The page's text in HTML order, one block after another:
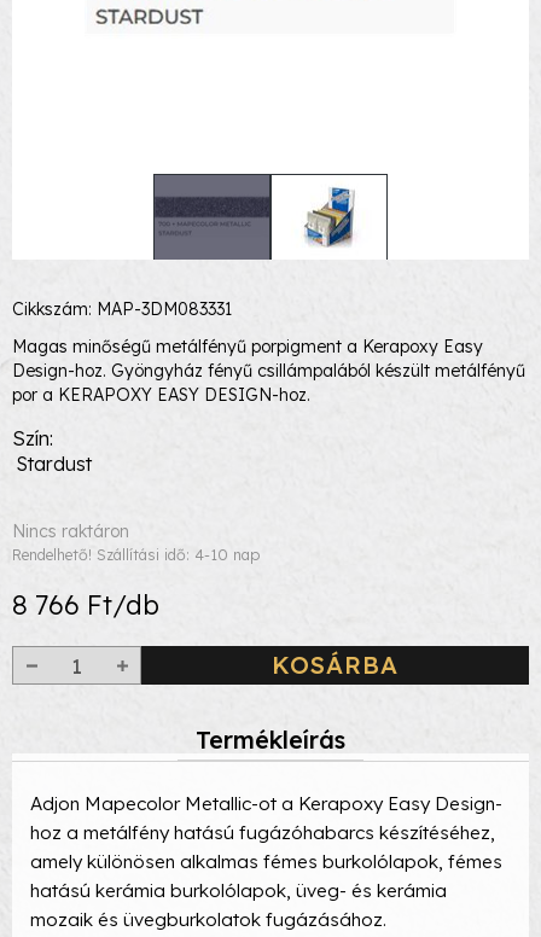
Cikkszám: MAP-3DM083331
Magas minőségű metálfényű porpigment a Kerapoxy Easy
Design-hoz. Gyöngyház fényű csillámpalából készült metálfényű
por a KERAPOXY EASY DESIGN-hoz.
Szín
Stardust
Nincs raktáron
Rendelhető! Szállítási idő: 4-10 nap
8 766 Ft/db
KOSÁRBA
Termékleírás
Adjon Mapecolor Metallic-ot a Kerapoxy Easy Design-
hoz a metálfény hatású fugázóhabarcs készítéséhez,
amely különösen alkalmas fémes burkolólapok, fémes
hatású kerámia burkolólapok, üveg- és kerámia
mozaik és üvegburkolatok fugázásához.